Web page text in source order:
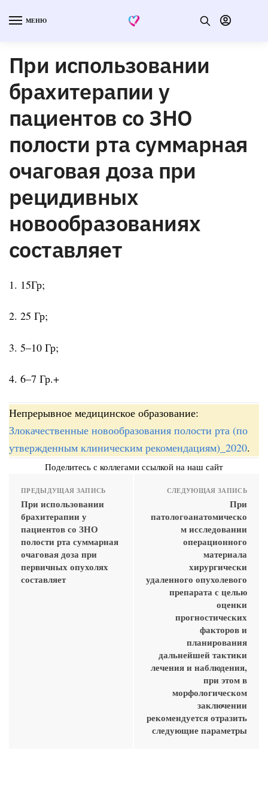
МЕНЮ
При использовании
брахитерапии у
пациентов со ЗНО
полости рта суммарная
очаговая доза при
рецидивных
новообразованиях
составляет
1. 15Гр;
2. 25 Гр;
3. 5–10 Гр;
4. 6–7 Гр.+
Непрерывное медицинское образование:
Злокачественные новообразования полости рта (по
утвержденным клиническим рекомендациям)_2020.
Поделитесь с коллегами ссылкой на наш сайт
ПРЕДЫДУЩАЯ ЗАПИСЬ
При использовании
брахитерапии у
пациентов со ЗНО
полости рта суммарная
очаговая доза при
первичных опухолях
составляет
СЛЕДУЮЩАЯ ЗАПИСЬ
При
патологоанатомическо
м исследовании
операционного
материала
хирургически
удаленного опухолевого
препарата с целью
оценки
прогностических
факторов и
планирования
дальнейшей тактики
лечения и наблюдения,
при этом в
морфологическом
заключении
рекомендуется отразить
следующие параметры